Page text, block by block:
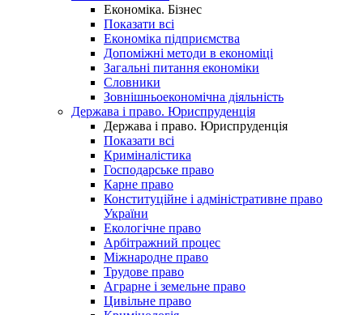
Економіка. Бізнес
Показати всі
Економіка підприємства
Допоміжні методи в економіці
Загальні питання економіки
Словники
Зовнішньоекономічна діяльність
Держава і право. Юриспруденція
Держава і право. Юриспруденція
Показати всі
Криміналістика
Господарське право
Карне право
Конституційне і адміністративне право
України
Екологічне право
Арбітражний процес
Міжнародне право
Трудове право
Аграрне і земельне право
Цивільне право